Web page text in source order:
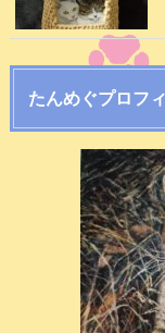
たんめぐプロフ